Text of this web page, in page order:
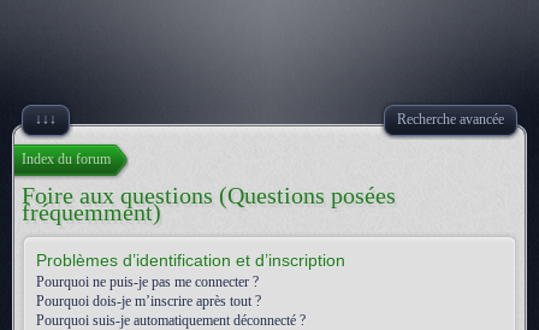
↓↓↓ Recherche avancée
Index du forum
Foire aux questions (Questions posées
fréquemment)
Problèmes d’identification et d’inscription
Pourquoi ne puis-je pas me connecter ?
Pourquoi dois-je m’inscrire après tout ?
Pourquoi suis-je automatiquement déconnecté ?